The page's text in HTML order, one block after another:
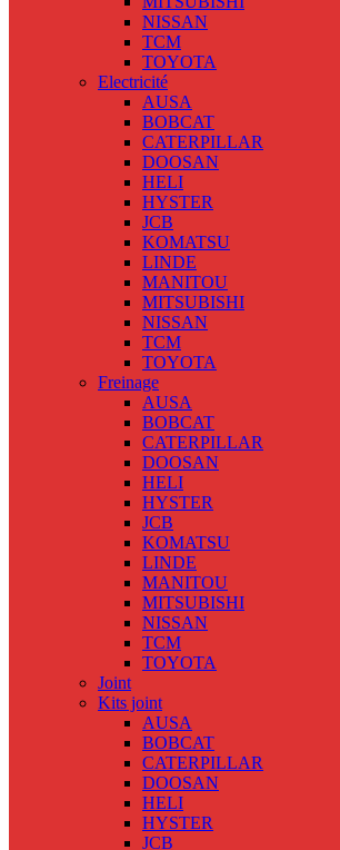
NISSAN
TCM
TOYOTA
Electricité
AUSA
BOBCAT
CATERPILLAR
DOOSAN
HELI
HYSTER
JCB
KOMATSU
LINDE
MANITOU
MITSUBISHI
NISSAN
TCM
TOYOTA
Freinage
AUSA
BOBCAT
CATERPILLAR
DOOSAN
HELI
HYSTER
JCB
KOMATSU
LINDE
MANITOU
MITSUBISHI
NISSAN
TCM
TOYOTA
Joint
Kits joint
AUSA
BOBCAT
CATERPILLAR
DOOSAN
HELI
HYSTER
JCB